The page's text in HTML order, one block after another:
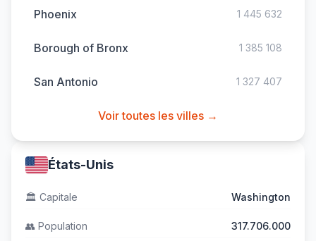
Phoenix 1 445 632
Borough of Bronx 1 385 108
San Antonio 1 327 407
Voir toutes les villes →
États-Unis
🏛️ Capitale Washington
👥 Population 317.706.000